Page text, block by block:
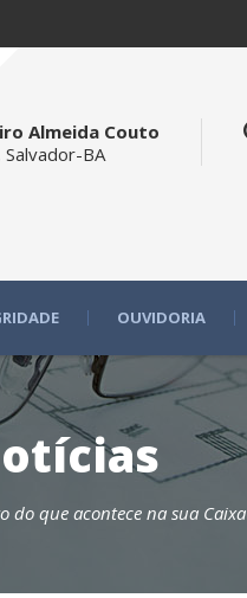
Almeida Couto
BA
OUVIDORIA
do que acontece na sua Caixa